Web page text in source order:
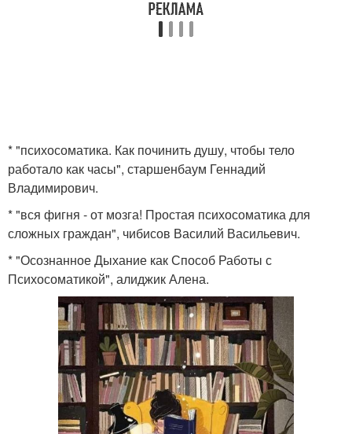
* "психосоматика. Как починить душу, чтобы тело
работало как часы", старшенбаум Геннадий
Владимирович.
* "вся фигня - от мозга! Простая психосоматика для
сложных граждан", чибисов Василий Васильевич.
* "Осознанное Дыхание как Способ Работы с
Психосоматикой", алиджик Алена.